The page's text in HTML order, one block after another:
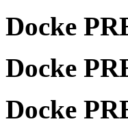
Dоcke
Dоcke
Dоcke